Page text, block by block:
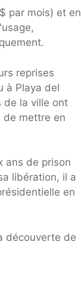
par mois) et en
reprises
à Playa del
de la ville ont
de mettre en
ans de prison
libération, il a
en
découverte de